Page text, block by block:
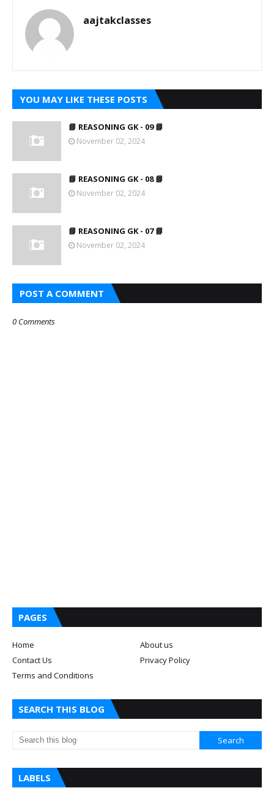
aajtakclasses
YOU MAY LIKE THESE POSTS
📘 REASONING GK - 09 📘
November 02, 2024
📘 REASONING GK - 08 📘
November 02, 2024
📘 REASONING GK - 07 📘
November 02, 2024
POST A COMMENT
0 Comments
PAGES
Home
About us
Contact Us
Privacy Policy
Terms and Conditions
SEARCH THIS BLOG
LABELS